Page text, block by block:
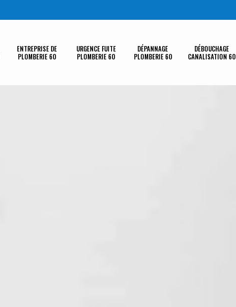
ENTREPRISE DE
PLOMBERIE 60
URGENCE FUITE
PLOMBERIE 60
DÉPANNAGE
PLOMBERIE 60
DÉBOUCHAGE
CANALISATION 60